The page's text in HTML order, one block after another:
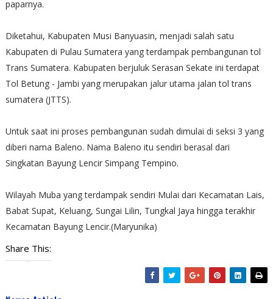
paparnya.
Diketahui, Kabupaten Musi Banyuasin, menjadi salah satu
Kabupaten di Pulau Sumatera yang terdampak pembangunan tol
Trans Sumatera. Kabupaten berjuluk Serasan Sekate ini terdapat
Tol Betung - Jambi yang merupakan jalur utama jalan tol trans
sumatera (JTTS).
Untuk saat ini proses pembangunan sudah dimulai di seksi 3 yang
diberi nama Baleno. Nama Baleno itu sendiri berasal dari
Singkatan Bayung Lencir Simpang Tempino.
Wilayah Muba yang terdampak sendiri Mulai dari Kecamatan Lais,
Babat Supat, Keluang, Sungai Lilin, Tungkal Jaya hingga terakhir
Kecamatan Bayung Lencir.(Maryunika)
Share This: